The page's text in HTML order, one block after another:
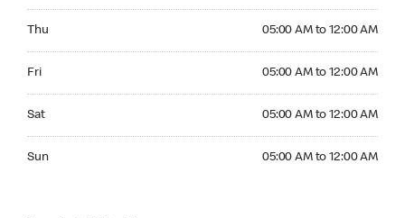
Thu 05:00 AM to 12:00 AM
Fri 05:00 AM to 12:00 AM
Sat 05:00 AM to 12:00 AM
Sun 05:00 AM to 12:00 AM